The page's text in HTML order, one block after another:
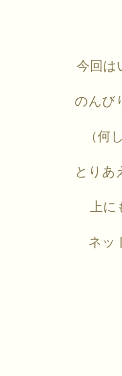
今回は
のんび
（何
とりあ
上に
ネッ